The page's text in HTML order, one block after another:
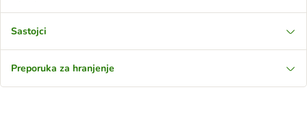
Sastojci
Preporuka za hranjenje